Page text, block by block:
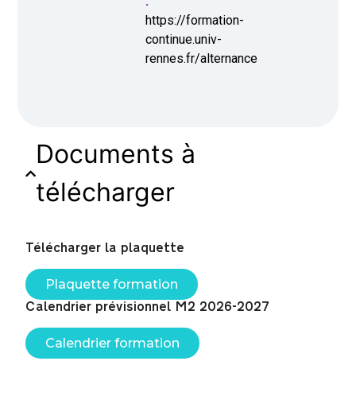
https://formation-
continue.univ-
rennes.fr/alternance
Documents à
télécharger
Télécharger la plaquette
Plaquette formation
Calendrier prévisionnel M2 2026-2027
Calendrier formation